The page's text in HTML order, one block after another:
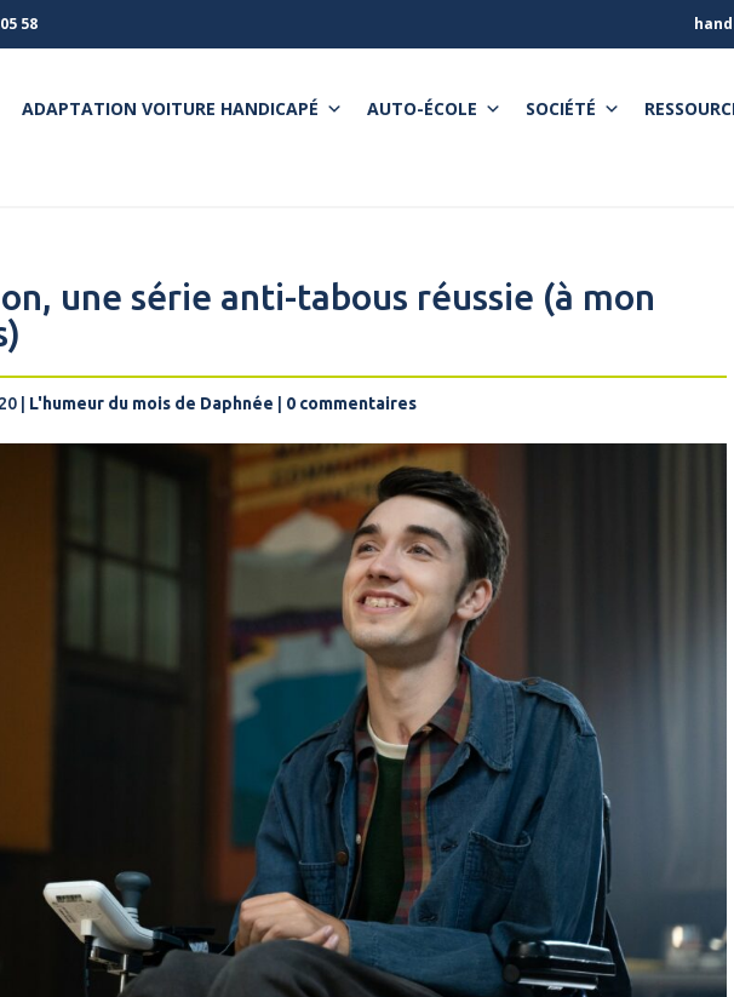
58
ADAPTATION VOITURE HANDICAPÉ AUTO-ÉCOLE SOCIÉTÉ
une série anti-tabous réussie (à mon
L'humeur du mois de Daphnée 0 commentaires